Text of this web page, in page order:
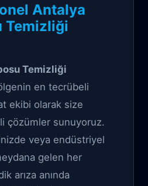
Deposu
Antalya
Temizliği
Temizliği
en tecrübeli
ekibi olarak size
çözümler sunuyoruz.
veya endüstriyel
gelen her
arıza anında